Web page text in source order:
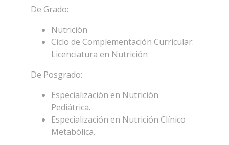
De Grado:
Nutrición
Ciclo de Complementación Curricular:
Licenciatura en Nutrición
De Posgrado:
Especialización en Nutrición
Pediátrica.
Especialización en Nutrición Clínico
Metabólica.